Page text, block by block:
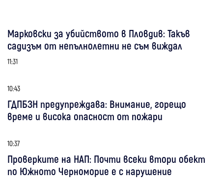
Марковски за убийството в Пловдив: Такъв
садизъм от непълнолетни не съм виждал
11:31
10:43
ГДПБЗН предупреждава: Внимание, горещо
време и висока опасност от пожари
10:37
Проверките на НАП: Почти всеки втори обект
по Южното Черноморие е с нарушение